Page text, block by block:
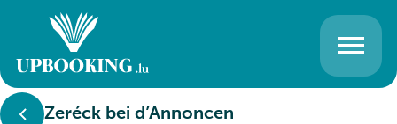
Zeréck bei d’Annoncen